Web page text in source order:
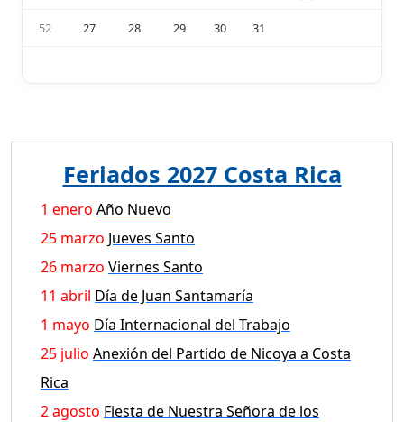
52 27 28 29 30 31
Feriados 2027 Costa Rica
1 enero Año Nuevo
25 marzo Jueves Santo
26 marzo Viernes Santo
11 abril Día de Juan Santamaría
1 mayo Día Internacional del Trabajo
25 julio Anexión del Partido de Nicoya a Costa
Rica
2 agosto Fiesta de Nuestra Señora de los